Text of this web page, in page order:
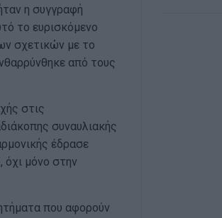
η συγγραφή
το ευρισκόμενο
σχετικών με το
από τους
στις
συναυλιακής
έδρασε
όχι μόνο στην
που αφορούν